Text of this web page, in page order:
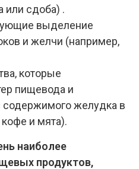
или сдоба) .
выделение
и желчи (например,
которые
пищевода и
содержимого желудка в
и мята).
наиболее
продуктов,